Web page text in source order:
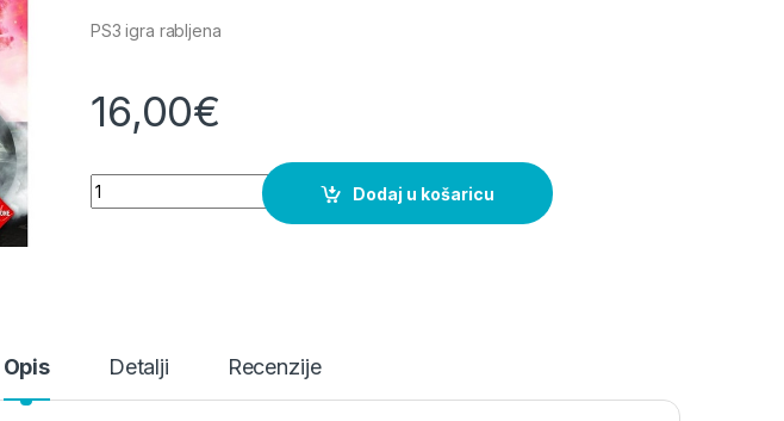
PS3 igra rabljena
16,00€
SBK 2011 quantity
Dodaj u košaricu
Opis Detalji Recenzije